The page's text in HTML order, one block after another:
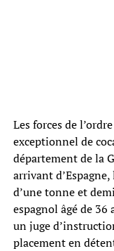
Les forces de
exceptionnel de
département de la
arrivant
d’une tonne et
espagnol âgé de
un juge
placement en